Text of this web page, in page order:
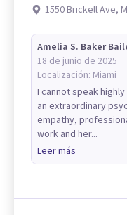
1550 Brickell Ave,
Amelia S. Baker
18 de junio de 2025
Localización: Miami
I cannot speak
an extraordinary
empathy,
work and her...
Leer más